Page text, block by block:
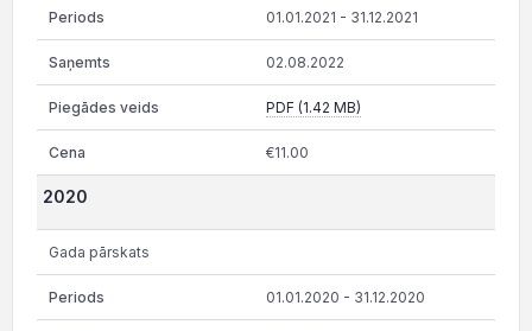
01.01.2021 - 31.12.2021
02.08.2022
PDF (1.42 MB)
€11.00
2020
Gada pārskats
01.01.2020 - 31.12.2020